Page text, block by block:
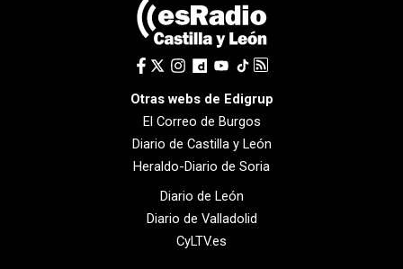
Otras webs de Edigrup
El Correo de Burgos
Diario de Castilla y León
Heraldo-Diario de Soria
Diario de León
Diario de Valladolid
CyLTV.es